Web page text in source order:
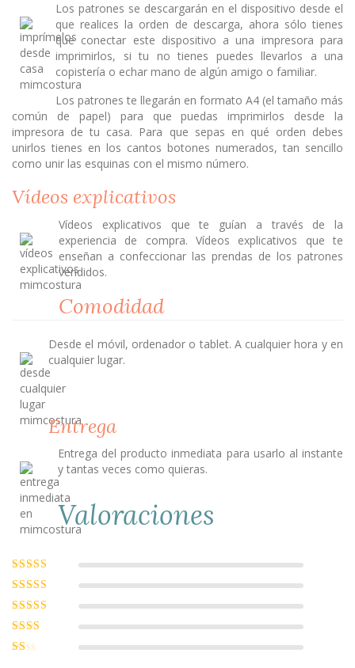
Los patrones se descargarán en el dispositivo desde el
que realices la orden de descarga, ahora sólo tienes
que conectar este dispositivo a una impresora para
imprimirlos, si tu no tienes puedes llevarlos a una
copistería o echar mano de algún amigo o familiar.
Los patrones te llegarán en formato A4 (el tamaño más
común de papel) para que puedas imprimirlos desde la
impresora de tu casa. Para que sepas en qué orden debes
unirlos tienes en los cantos botones numerados, tan sencillo
como unir las esquinas con el mismo número.
Vídeos explicativos
Vídeos explicativos que te guían a través de la
experiencia de compra. Vídeos explicativos que te
enseñan a confeccionar las prendas de los patrones
vendidos.
Comodidad
Desde el móvil, ordenador o tablet. A cualquier hora y en
cualquier lugar.
Entrega
Entrega del producto inmediata para usarlo al instante
y tantas veces como quieras.
Valoraciones
Valorado con
5de 5
Valorado
con4 de 5
Valorado
con3de
5
Valorado
con2